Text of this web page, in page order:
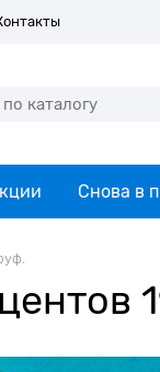
Снова в